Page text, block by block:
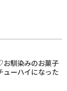
馴染みのお菓子
ューハイになった